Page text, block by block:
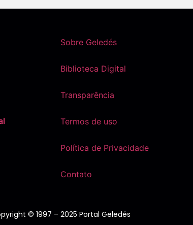
Sobre Geledés
Biblioteca Digital
Transparência
Termos de uso
Política de Privacidade
Contato
© 1997 – 2025 Portal Geledés